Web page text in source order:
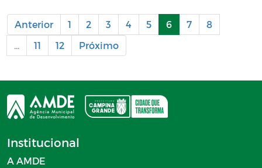
Anterior 1 2 3 4 5 6 7
8
11 12 Próximo
Institucional
A AMDE